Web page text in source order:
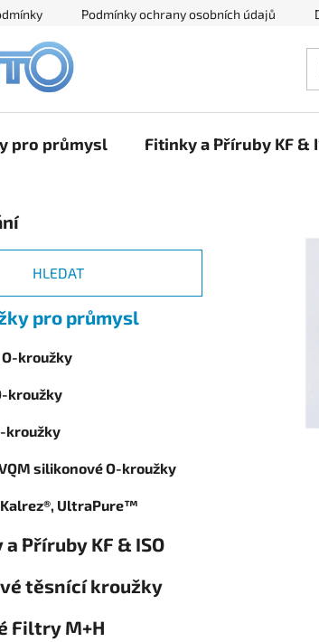
Podmínky ochrany osobních údajů
pro průmysl Fitinky a Příruby KF &
HLEDAT
pro průmysl
O-kroužky
kroužky
kroužky
silikonové O-kroužky
Kalrez®, UltraPure™
Příruby KF & ISO
těsnící kroužky
Filtry M+H